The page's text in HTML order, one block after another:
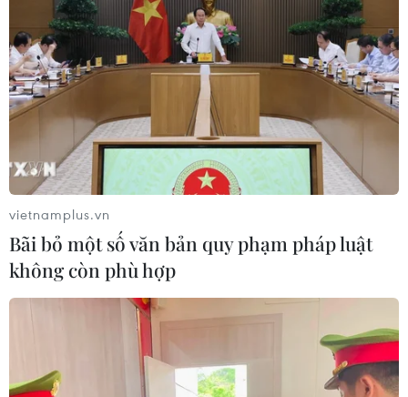
vietnamplus.vn
Bãi bỏ một số văn bản quy phạm pháp luật
không còn phù hợp